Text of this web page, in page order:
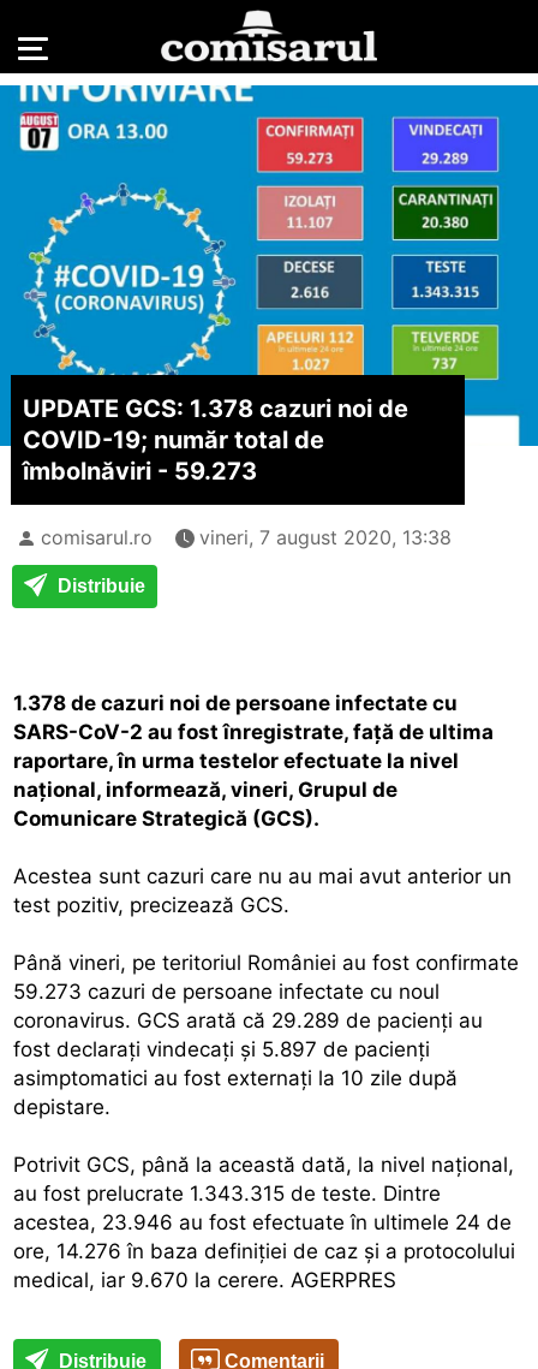
UPDATE GCS: 1.378 cazuri noi de
COVID-19; număr total de
îmbolnăviri - 59.273
comisarul.ro vineri, 7 august 2020, 13:38
Distribuie
1.378 de cazuri noi de persoane infectate cu
SARS-CoV-2 au fost înregistrate, faţă de ultima
raportare, în urma testelor efectuate la nivel
naţional, informează, vineri, Grupul de
Comunicare Strategică (GCS).
Acestea sunt cazuri care nu au mai avut anterior un
test pozitiv, precizează GCS.
Până vineri, pe teritoriul României au fost confirmate
59.273 cazuri de persoane infectate cu noul
coronavirus. GCS arată că 29.289 de pacienţi au
fost declaraţi vindecaţi şi 5.897 de pacienţi
asimptomatici au fost externaţi la 10 zile după
depistare.
Potrivit GCS, până la această dată, la nivel naţional,
au fost prelucrate 1.343.315 de teste. Dintre
acestea, 23.946 au fost efectuate în ultimele 24 de
ore, 14.276 în baza definiţiei de caz şi a protocolului
medical, iar 9.670 la cerere. AGERPRES
Distribuie Comentarii